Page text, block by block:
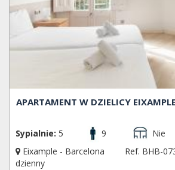
APARTAMENT W DZIELICY EIXAMPLE
Sypialnie: 5 9 Nie
Eixample - Barcelona
Ref. BHB-
dzienny